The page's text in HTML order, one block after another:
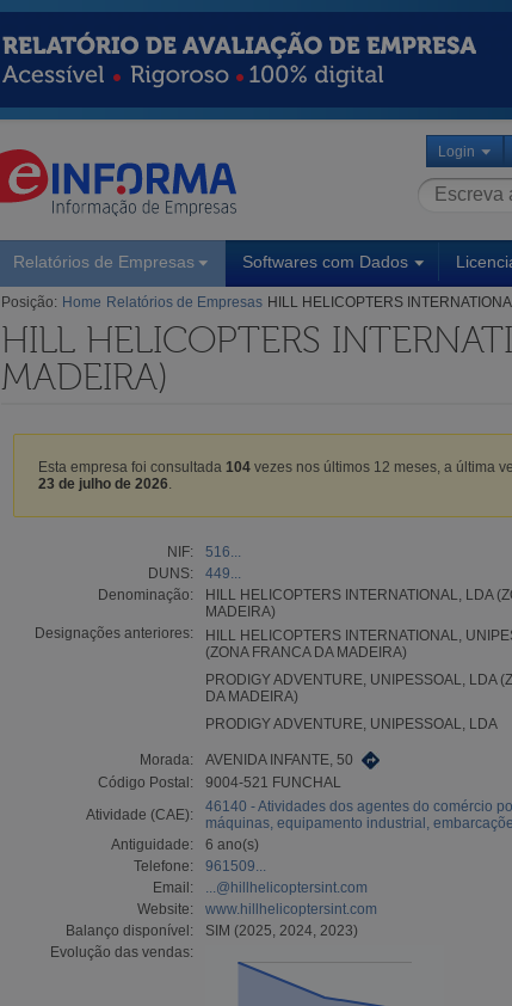
Login
Relatórios de Empresas Softwares com Dados
Posição: Home Relatórios de Empresas HILL HELICOPTERS
HILL HELICOPTERS
MADEIRA)
Esta empresa foi consultada 104 vezes nos últimos 12 meses, a última
23 de julho de 2026
NIF:
516...
DUNS:
449...
Denominação:
HILL HELICOPTERS INTERNATIONAL, LDA
MADEIRA)
Designações anteriores:
HILL HELICOPTERS INTERNATIONAL,
(ZONA FRANCA DA MADEIRA)
PRODIGY ADVENTURE, UNIPESSOAL, LDA
DA MADEIRA)
PRODIGY ADVENTURE, UNIPESSOAL, LDA
Morada:
AVENIDA INFANTE, 50
Código Postal:
9004-521 FUNCHAL
Atividade (CAE):
46140 - Atividades dos agentes do comércio
máquinas, equipamento industrial,
Antiguidade:
6 ano(s)
Telefone:
961509...
Email:
...@hillhelicoptersint.com
Website:
www.hillhelicoptersint.com
Balanço disponível:
SIM (2025, 2024, 2023)
Evolução das vendas: